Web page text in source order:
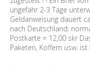
ungefähr 2-3 Tage
Geldanweisung dauert
nach Deutschland:
Postkarte = 12,00 skr
Paketen, Koffern usw.